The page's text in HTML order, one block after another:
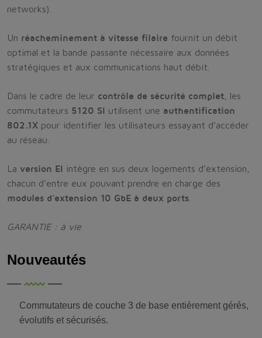
networks).
Un réacheminement à vitesse filaire fournit un débit
optimal et la bande passante nécessaire aux données
stratégiques et aux communications haut débit.
Dans le cadre de leur contrôle de sécurité complet , les
commutateurs 5120 SI utilisent une authentification
802.1X pour identifier les utilisateurs essayant d’accéder
au réseau.
La version EI intègre en sus deux logements d’extension,
chacun d’entre eux pouvant prendre en charge des
modules d’extension 10 GbE à deux ports
GARANTIE : à vie
Nouveautés
Commutateurs de couche 3 de base entièrement gérés,
évolutifs et sécurisés.